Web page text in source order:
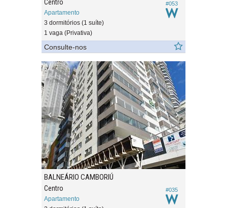
#053
Centro
Apartamento
3 dormitórios (1 suíte)
1 vaga (Privativa)
Consulte-nos
#035
BALNEÁRIO CAMBORIÚ
Centro
Apartamento